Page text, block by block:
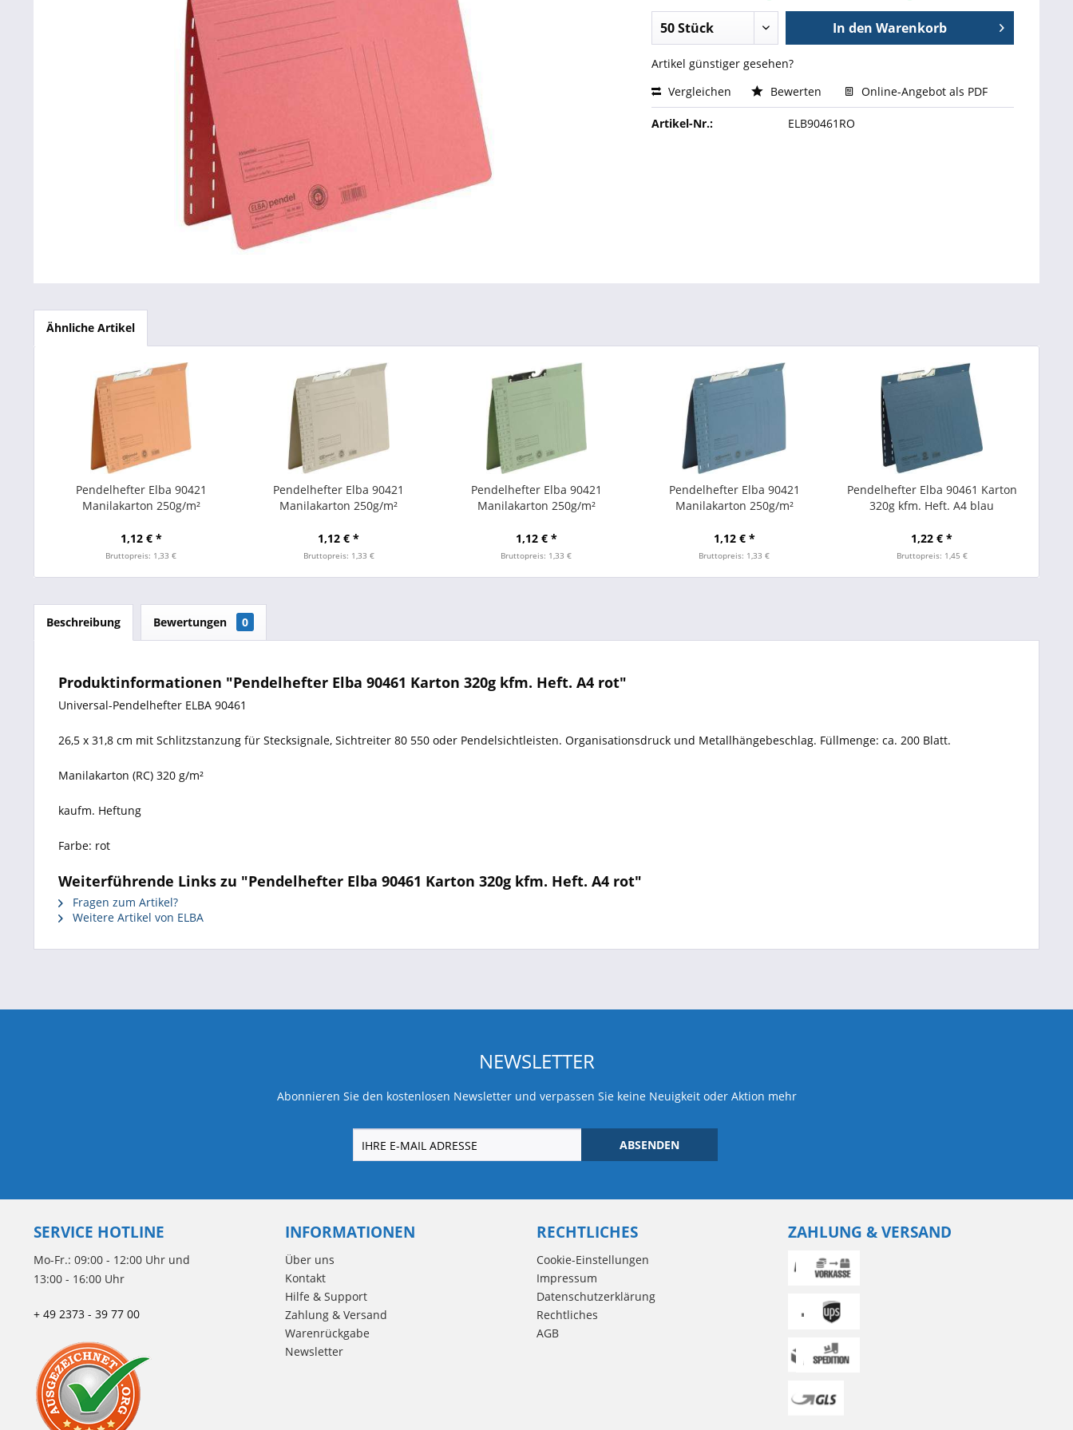
Betriebsausstattung & Lagerausstattung
Tragetaschen & Geschenkverpackungen
In den Warenkorb
Artikel günstiger gesehen?
Vergleichen
Bewerten Online-Angebot als PDF
Artikel-Nr.: ELB90461RO
Ähnliche Artikel
Pendelhefter Elba 90421
Manilakarton 250g/m²
1,12 € *
Bruttopreis: 1,33 €
Pendelhefter Elba 90421
Manilakarton 250g/m²
1,12 € *
Bruttopreis: 1,33 €
Pendelhefter Elba 90421
Manilakarton 250g/m²
1,12 € *
Bruttopreis: 1,33 €
Pendelhefter Elba 90421
Manilakarton 250g/m²
1,12 € *
Bruttopreis: 1,33 €
Pendelhefter Elba 90461 Karton
320g kfm. Heft. A4 blau
1,22 € *
Bruttopreis: 1,45 €
Beschreibung Bewertungen 0
Produktinformationen "Pendelhefter Elba 90461 Karton 320g kfm. Heft. A4 rot"
Universal-Pendelhefter ELBA 90461
26,5 x 31,8 cm mit Schlitzstanzung für Stecksignale, Sichtreiter 80 550 oder Pendelsichtleisten. Organisationsdruck und Metallhängebeschlag. Füllmenge: ca. 200 Blatt.
Manilakarton (RC) 320 g/m²
kaufm. Heftung
Farbe: rot
Weiterführende Links zu "Pendelhefter Elba 90461 Karton 320g kfm. Heft. A4 rot"
Fragen zum Artikel?
Weitere Artikel von ELBA
NEWSLETTER
Abonnieren Sie den kostenlosen Newsletter und verpassen Sie keine Neuigkeit oder Aktion mehr
ABSENDEN
SERVICE HOTLINE
Mo-Fr.: 09:00 - 12:00 Uhr und
13:00 - 16:00 Uhr
+ 49 2373 - 39 77 00
INFORMATIONEN
Über uns
Kontakt
Hilfe & Support
Zahlung & Versand
Warenrückgabe
Newsletter
RECHTLICHES
Cookie-Einstellungen
Impressum
Datenschutzerklärung
Rechtliches
AGB
ZAHLUNG & VERSAND